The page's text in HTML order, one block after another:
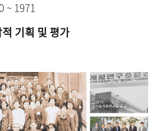
~ 1971
기획 및 평가